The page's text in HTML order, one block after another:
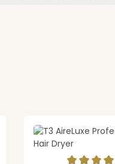
4.9 von 5 Sternen